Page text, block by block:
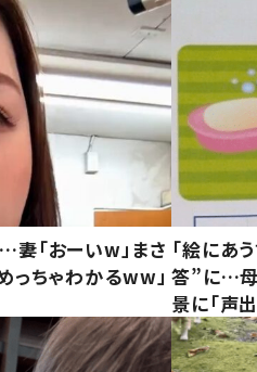
「おーいw」まさ
っちゃわかるww」
「絵にあ
答”に…母
景に「声